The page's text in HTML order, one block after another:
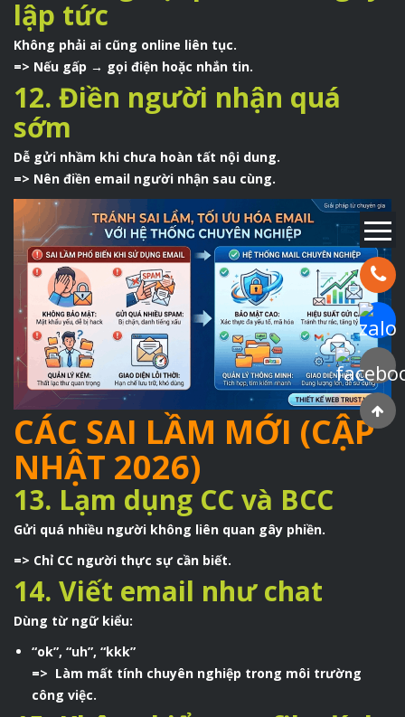
Hotline:
Chat
lập tức
Không phải ai cũng online liên tục.
=> Nếu gấp → gọi điện hoặc nhắn tin.
12. Điền người nhận quá
sớm
Dễ gửi nhầm khi chưa hoàn tất nội dung.
=> Nên điền email người nhận sau cùng.
CÁC SAI LẦM MỚI (CẬP
NHẬT 2026)
13. Lạm dụng CC và BCC
Gửi quá nhiều người không liên quan gây phiền.
=> Chỉ CC người thực sự cần biết.
14. Viết email như chat
Dùng từ ngữ kiểu:
“ok”, “uh”, “kkk”
=> Làm mất tính chuyên nghiệp trong môi trường
công việc.